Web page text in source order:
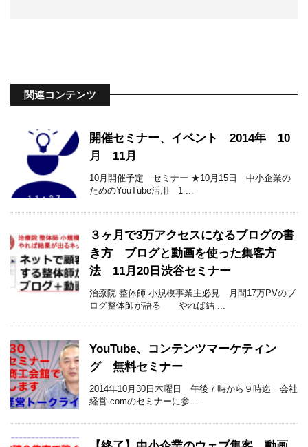
関連コンテンツ
開催セミナー、イベント 2014年 10
月 11月
10月開催予定 セミナー ★10月15日 中小企業の
ためのYouTube活用 1 ...
３ヶ月で3万アクセスになるブログの書
き方 ブログと動画を使った集客方
法 11月20日渋谷セミナー
治療院 整体師 小規模事業主必見 月間17万PVのブ
ログ整体師が語る やれば結 ...
YouTube、コンテンツマーケティン
グ 無料セミナー
2014年10月30日木曜日 午後７時から９時迄 会社
経営.comのセミナーに参 ...